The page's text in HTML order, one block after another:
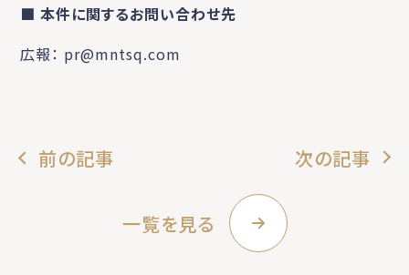
■ 本件に関するお問い合わせ先
広報： pr@mntsq.com
前の記事
一覧を見る
次の記事